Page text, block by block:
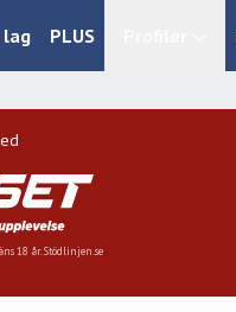
lag PLUS
18 år. Stödlinjen.se